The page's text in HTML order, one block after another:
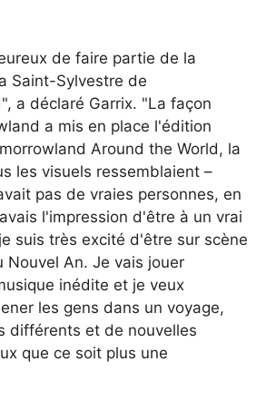
de faire partie de la
Saint-Sylvestre de
a déclaré Garrix. "La façon
a mis en place l'édition
Around the World, la
les visuels ressemblaient –
pas de vraies personnes, en
l'impression d'être à un vrai
suis très excité d'être sur scène
Nouvel An. Je vais jouer
inédite et je veux
les gens dans un voyage,
différents et de nouvelles
que ce soit plus une